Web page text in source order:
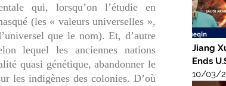
qui, lorsqu’on l’étudie en
(les « valeurs universelles »,
que le nom). Et, d’autre
lequel les anciennes nations
quasi génétique, abandonner le
les indigènes des colonies. D’où
Jiang
Ends
10/03/